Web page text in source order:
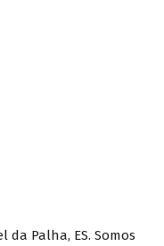
da Palha, ES. Somos